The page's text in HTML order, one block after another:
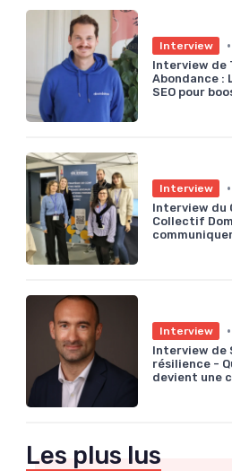
Interview •
Interview de
Abondance :
SEO pour
Interview •
Interview du
Collectif
Interview •
Interview de
résilience -
devient une
Les plus lus